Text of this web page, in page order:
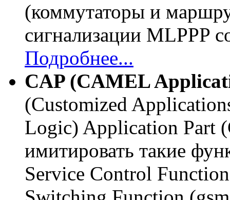
(коммутаторы и
сигнализации MLPPP
Подробнее...
CAP (CAMEL
(Customized
Logic) Application Part
имитировать такие
Service Control